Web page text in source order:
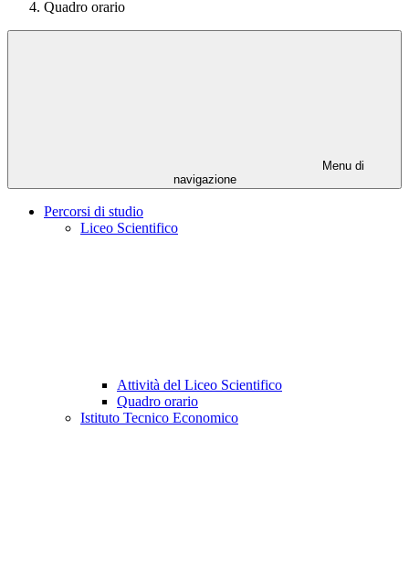
Quadro orario
Menu di
navigazione
Percorsi di studio
Liceo Scientifico
Attività del Liceo Scientifico
Quadro orario
Istituto Tecnico Economico